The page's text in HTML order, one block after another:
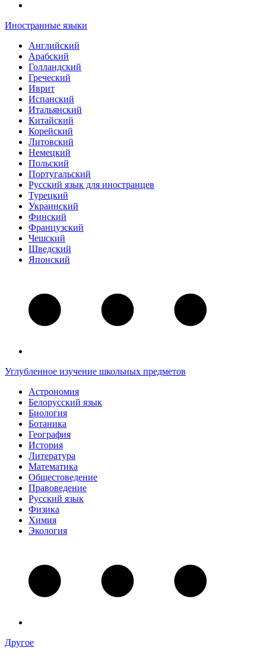
Иностранные языки
Английский
Арабский
Голландский
Греческий
Иврит
Испанский
Итальянский
Китайский
Корейский
Литовский
Немецкий
Польский
Португальский
Русский язык для иностранцев
Турецкий
Украинский
Финский
Французский
Чешский
Шведский
Японский
Углубленное изучение школьных предметов
Астрономия
Белорусский язык
Биология
Ботаника
География
История
Литература
Математика
Общестоведение
Правоведение
Русский язык
Физика
Химия
Экология
Другое